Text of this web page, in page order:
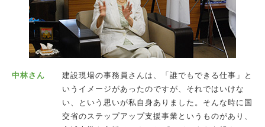
中林さん
建設現場の事務員さんは、「誰でもできる仕事」と
いうイメージがあったのですが、それではいけな
い、という思いが私自身ありました。そんな時に国
交省のステップアップ支援事業というものがあり、